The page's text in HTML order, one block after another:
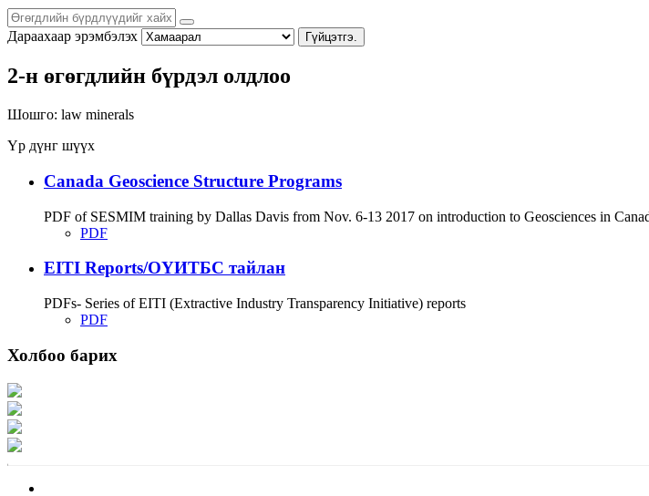
Дараахаар эрэмбэлэх Гүйцэтгэ.
2-н өгөгдлийн бүрдэл олдлоо
Шошго: law minerals
Үр дүнг шүүх
Canada Geoscience Structure Programs
PDF of SESMIM training by Dallas Davis from Nov. 6-13 2017 on introduction to Geosciences in
PDF
EITI Reports/ОҮИТБС тайлан
PDFs- Series of EITI (Extractive Industry Transparency Initiative) reports
PDF
Холбоо барих